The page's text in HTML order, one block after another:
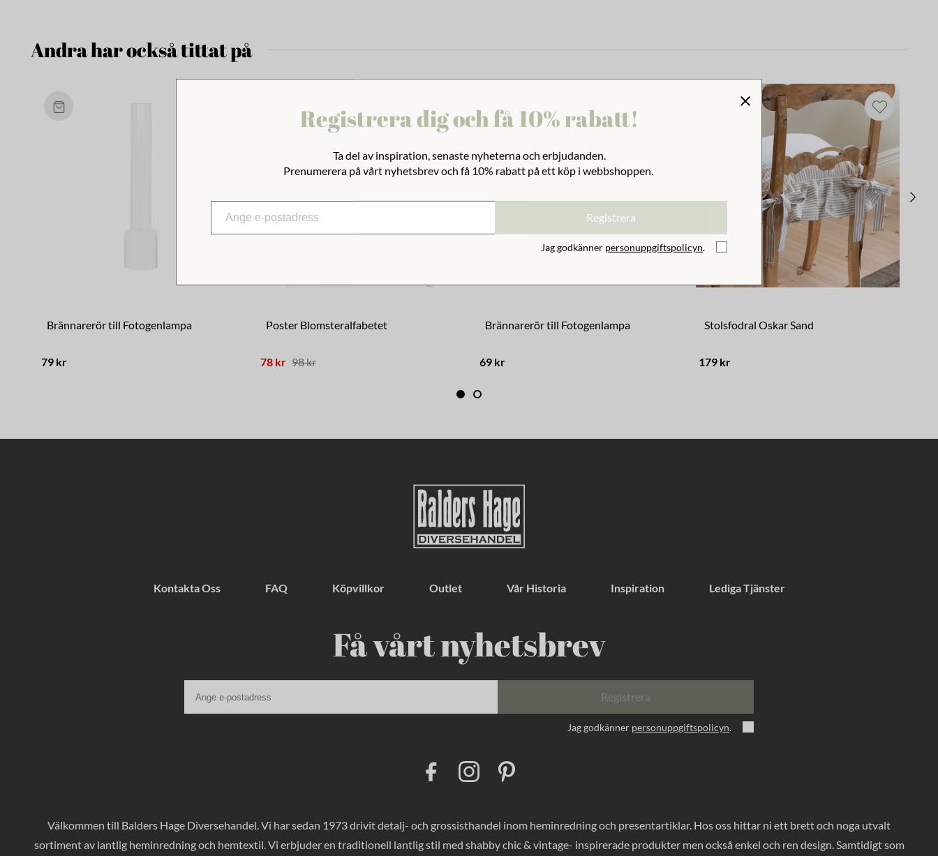
Andra har också tittat på
Brännarerör till Fotogenlampa
79 kr
Poster Blomsteralfabetet
78 kr 98 kr
Brännarerör till Fotogenlampa
69 kr
Stolsfodral Oskar Sand
179 kr
Kontakta Oss FAQ Köpvillkor Outlet Vår Historia Inspiration Lediga Tjänster
Få vårt nyhetsbrev
Registrera
Jag godkänner personuppgiftspolicyn.
o
o
k
I
n
g
r
a
r
e
s
Välkommen till Balders Hage Diversehandel. Vi har sedan 1973 drivit detalj- och grossisthandel inom heminredning och presentartiklar. Hos oss hittar ni ett brett och noga utvalt
sortiment av lantlig heminredning och hemtextil. Vi erbjuder en traditionell lantlig stil med shabby chic & vintage- inspirerade produkter men också enkel och ren design. Samtidigt som
Registrera dig och få 10% rabatt!
Ta del av inspiration, senaste nyheterna och erbjudanden.
Prenumerera på vårt nyhetsbrev och få 10% rabatt på ett köp i webbshoppen.
Registrera
Jag godkänner personuppgiftspolicyn.